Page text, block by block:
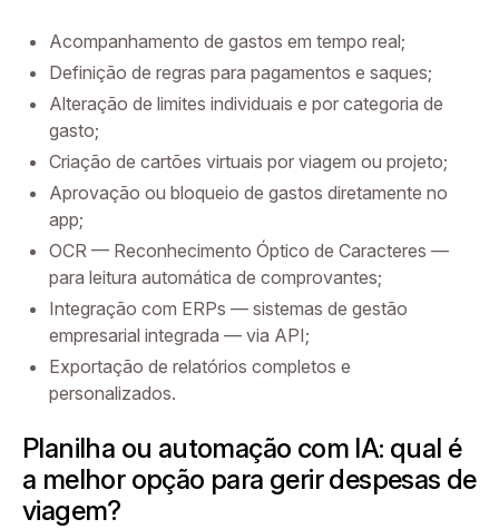
Acompanhamento de gastos em tempo real;
Definição de regras para pagamentos e saques;
Alteração de limites individuais e por categoria de
gasto;
Criação de cartões virtuais por viagem ou projeto;
Aprovação ou bloqueio de gastos diretamente no
app;
OCR — Reconhecimento Óptico de Caracteres —
para leitura automática de comprovantes;
Integração com ERPs — sistemas de gestão
empresarial integrada — via API;
Exportação de relatórios completos e
personalizados.
Planilha ou automação com IA: qual é
a melhor opção para gerir despesas de
viagem?